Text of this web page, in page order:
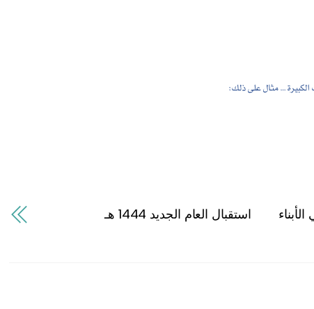
… مثال على ذلك:
استقبال العام الجديد 1444 هـ